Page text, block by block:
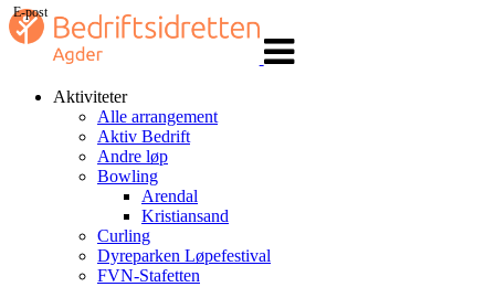
navigasjon
Aktiviteter
Alle arrangement
Aktiv Bedrift
Andre løp
Bowling
Arendal
Kristiansand
Curling
Dyreparken Løpefestival
FVN-Stafetten
E-post